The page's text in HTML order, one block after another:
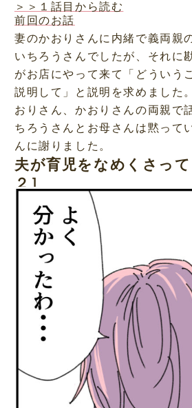
＞＞１話目から読む
前回のお話
妻のかおりさんに内緒で義両親
いちろうさんでしたが、それに
がお店にやって来て「どういう
説明して」と説明を求めました
おりさん、かおりさんの両親で
ちろうさんとお母さんは黙って
んに謝りました。
夫が育児をなめくさっ
２］